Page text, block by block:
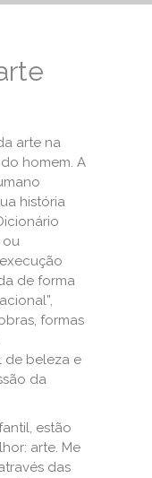
arte na
homem. A
história
ou
de forma
formas
de beleza e
da
estão
arte. Me
das